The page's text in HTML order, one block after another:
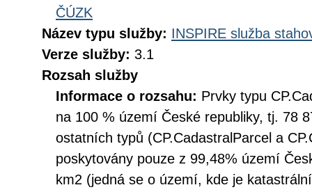
ČÚZK
Název typu služby: INSPIRE služba
Verze služby: 3.1
Rozsah služby
Informace o rozsahu: Prvky typu
na 100 % území České republiky, tj. 78
ostatních typů (CP.CadastralParcel a
poskytovány pouze z 99,48% území
km2 (jedná se o území, kde je